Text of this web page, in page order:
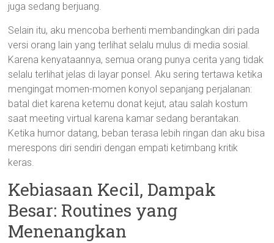
juga sedang berjuang.
Selain itu, aku mencoba berhenti membandingkan diri pada
versi orang lain yang terlihat selalu mulus di media sosial.
Karena kenyataannya, semua orang punya cerita yang tidak
selalu terlihat jelas di layar ponsel. Aku sering tertawa ketika
mengingat momen-momen konyol sepanjang perjalanan:
batal diet karena ketemu donat kejut, atau salah kostum
saat meeting virtual karena kamar sedang berantakan.
Ketika humor datang, beban terasa lebih ringan dan aku bisa
merespons diri sendiri dengan empati ketimbang kritik
keras.
Kebiasaan Kecil, Dampak
Besar: Routines yang
Menenangkan